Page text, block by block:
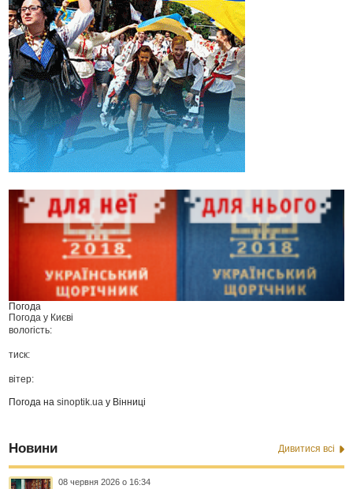
Погода
Погода у Києві
вологість:
тиск:
вітер:
Погода наsinoptik.ua у Вінниці
Новини Дивитися всі
08 червня 2026 о 16:34